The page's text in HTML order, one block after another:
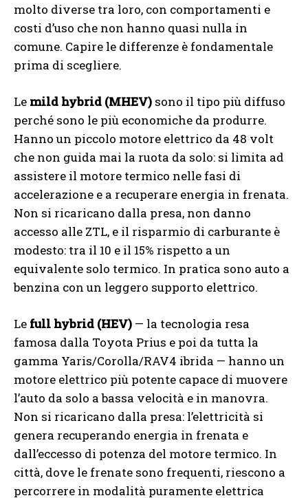
molto diverse tra loro, con comportamenti e
costi d’uso che non hanno quasi nulla in
comune. Capire le differenze è fondamentale
prima di scegliere.
Le mild hybrid (MHEV) sono il tipo più diffuso
perché sono le più economiche da produrre.
Hanno un piccolo motore elettrico da 48 volt
che non guida mai la ruota da solo: si limita ad
assistere il motore termico nelle fasi di
accelerazione e a recuperare energia in frenata.
Non si ricaricano dalla presa, non danno
accesso alle ZTL, e il risparmio di carburante è
modesto: tra il 10 e il 15% rispetto a un
equivalente solo termico. In pratica sono auto a
benzina con un leggero supporto elettrico.
Le full hybrid (HEV) — la tecnologia resa
famosa dalla Toyota Prius e poi da tutta la
gamma Yaris/Corolla/RAV4 ibrida — hanno un
motore elettrico più potente capace di muovere
l’auto da solo a bassa velocità e in manovra.
Non si ricaricano dalla presa: l’elettricità si
genera recuperando energia in frenata e
dall’eccesso di potenza del motore termico. In
città, dove le frenate sono frequenti, riescono a
percorrere in modalità puramente elettrica